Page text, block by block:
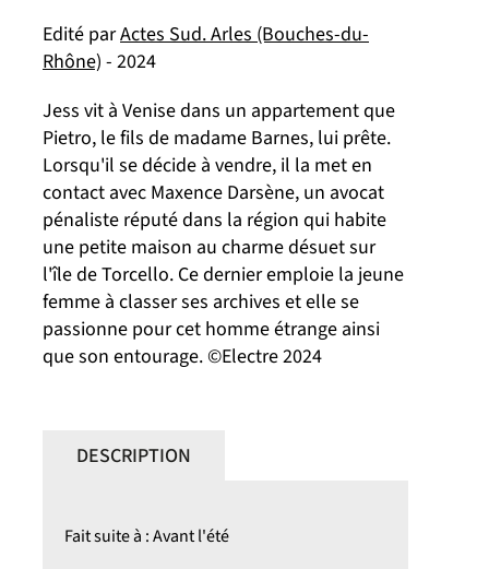
Edité parActes Sud. Arles (Bouches-du-
Rhône) - 2024
Jess vit à Venise dans un appartement que
Pietro, le fils de madame Barnes, lui prête.
Lorsqu'il se décide à vendre, il la met en
contact avec Maxence Darsène, un avocat
pénaliste réputé dans la région qui habite
une petite maison au charme désuet sur
l'île de Torcello. Ce dernier emploie la jeune
femme à classer ses archives et elle se
passionne pour cet homme étrange ainsi
que son entourage. ©Electre 2024
DESCRIPTION
Fait suite à : Avant l'été